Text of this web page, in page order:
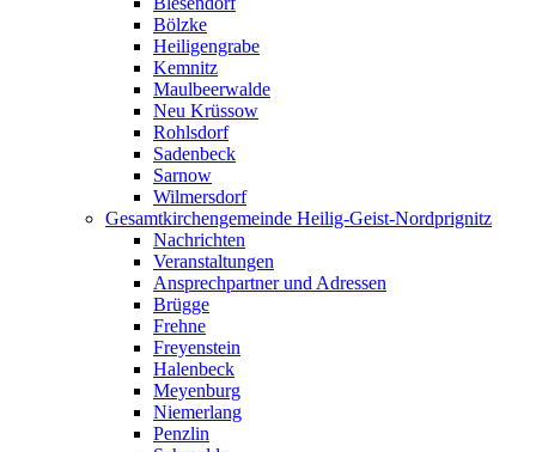
Bölzke
Heiligengrabe
Kemnitz
Maulbeerwalde
Neu Krüssow
Rohlsdorf
Sadenbeck
Sarnow
Wilmersdorf
Gesamtkirchengemeinde Heilig-Geist-Nordprignitz
Nachrichten
Veranstaltungen
Ansprechpartner und Adressen
Brügge
Frehne
Freyenstein
Halenbeck
Meyenburg
Niemerlang
Penzlin